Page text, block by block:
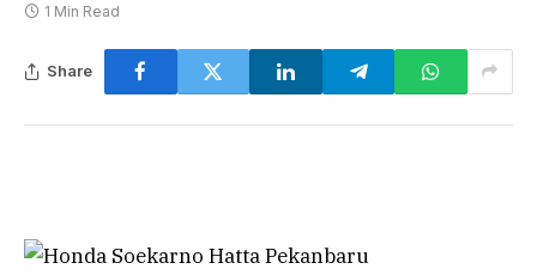
1 Min Read
Share